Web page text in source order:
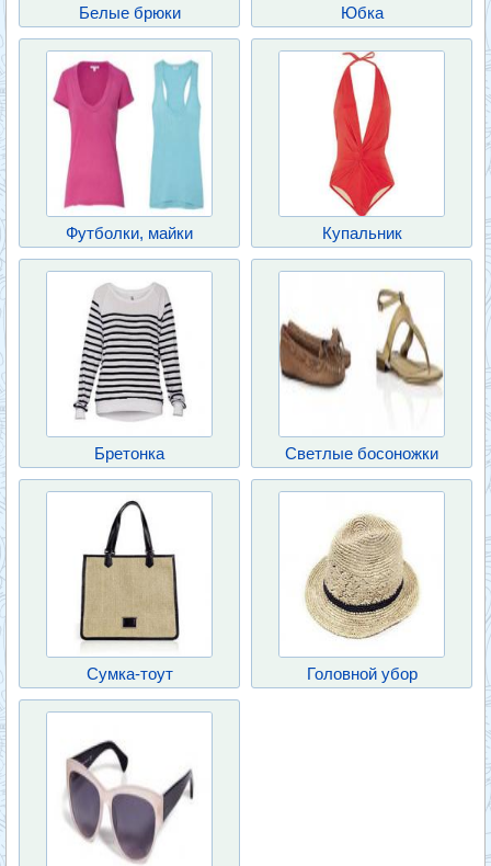
Белые брюки Юбка
Футболки, майки Купальник
Бретонка Светлые босоножки
Сумка-тоут Головной убор